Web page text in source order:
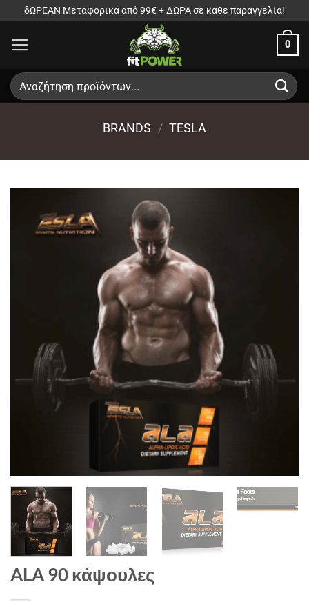
Μετάβαση
περιεχόμενο
δΩΡΕΑΝ Μεταφορικά από 99€ + ΔΩΡΑ σε κάθε παραγγελία!
0
Αναζήτηση
για:
BRANDS / TESLA
ALA 90 κάψουλες